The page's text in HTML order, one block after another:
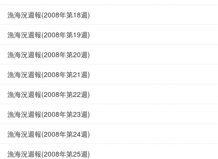
漁海況週報(2008年第18週)
漁海況週報(2008年第19週)
漁海況週報(2008年第20週)
漁海況週報(2008年第21週)
漁海況週報(2008年第22週)
漁海況週報(2008年第23週)
漁海況週報(2008年第24週)
漁海況週報(2008年第25週)